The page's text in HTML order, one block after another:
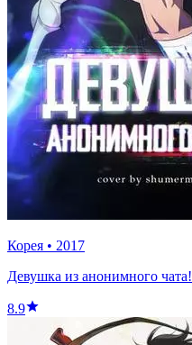
Корея • 2017
Девушка из анонимного чата!
8.9